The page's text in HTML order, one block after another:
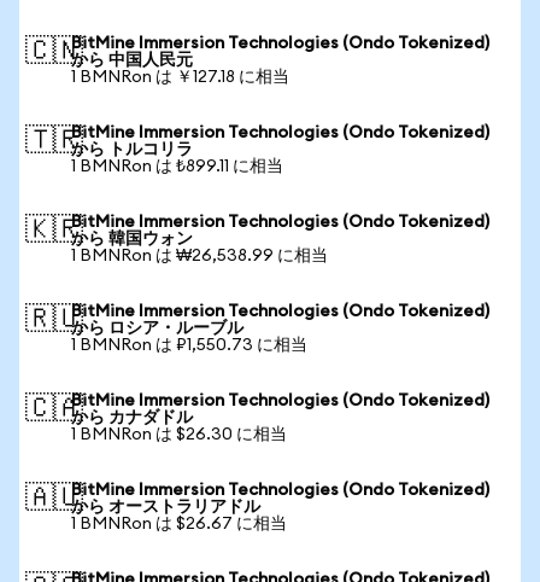
🇨🇳BitMine Immersion Technologies (Ondo Tokenized)
から 中国人民元
1 BMNRon は ￥127.18 に相当
🇹🇷BitMine Immersion Technologies (Ondo Tokenized)
から トルコリラ
1 BMNRon は ₺899.11 に相当
🇰🇷BitMine Immersion Technologies (Ondo Tokenized)
から 韓国ウォン
1 BMNRon は ₩26,538.99 に相当
🇷🇺BitMine Immersion Technologies (Ondo Tokenized)
から ロシア・ルーブル
1 BMNRon は ₽1,550.73 に相当
🇨🇦BitMine Immersion Technologies (Ondo Tokenized)
から カナダドル
1 BMNRon は $26.30 に相当
🇦🇺BitMine Immersion Technologies (Ondo Tokenized)
から オーストラリアドル
1 BMNRon は $26.67 に相当